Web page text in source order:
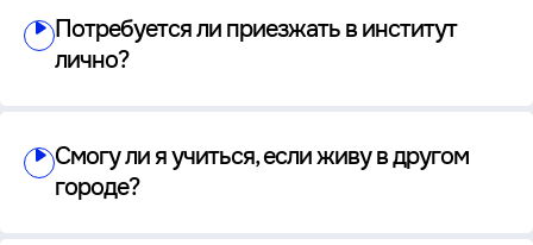
Потребуется ли приезжать в институт
лично?
Смогу ли я учиться, если живу в другом
городе?